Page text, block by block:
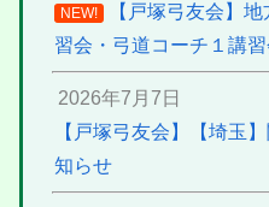
NEW!
【戸塚弓友会】
習会・弓道コーチ１講
2026年7月7日
【戸塚弓友会】【埼玉
知らせ